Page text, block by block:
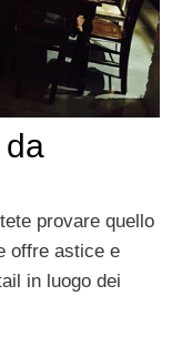
provare quello
offre astice e
in luogo dei